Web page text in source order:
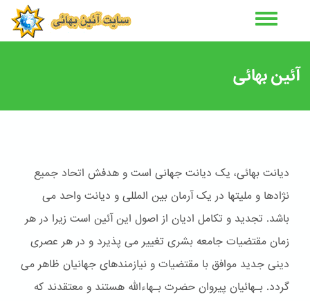
آئین بهائی
دیانت بهائی، یک دیانت جهانی است و هدفش اتحاد جمیع
نژادها و ملیتها در یک آرمان بین المللی و دیانت واحد می
باشد. تجدید و تکامل ادیان از اصول این آئین است زیرا در هر
زمان مقتضیات جامعه بشری تغییر می پذیرد و در هر عصری
دینی جدید موافق با مقتضیات و نیازمندهای جهانیان ظاهر می
گردد. بـهائیان پیروان حضرت بـهاءالله هستند و معتقدند که